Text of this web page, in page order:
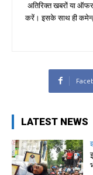
अतिरिक्त खबरों या
करें। इसके साथ ही
LATEST NEWS